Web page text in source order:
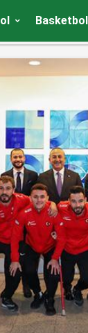
Basketbol
2 gol…